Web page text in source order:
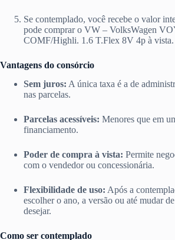
Se contemplado, você recebe o valor
pode comprar o VW – VolksWagen
COMF/Highli. 1.6 T.Flex 8V 4p à vista.
Vantagens do consórcio
Sem juros: A única taxa é a de
nas parcelas.
Parcelas acessíveis: Menores que em
financiamento.
Poder de compra à vista: Permite
com o vendedor ou concessionária.
Flexibilidade de uso: Após a
escolher o ano, a versão ou até mudar
desejar.
Como ser contemplado